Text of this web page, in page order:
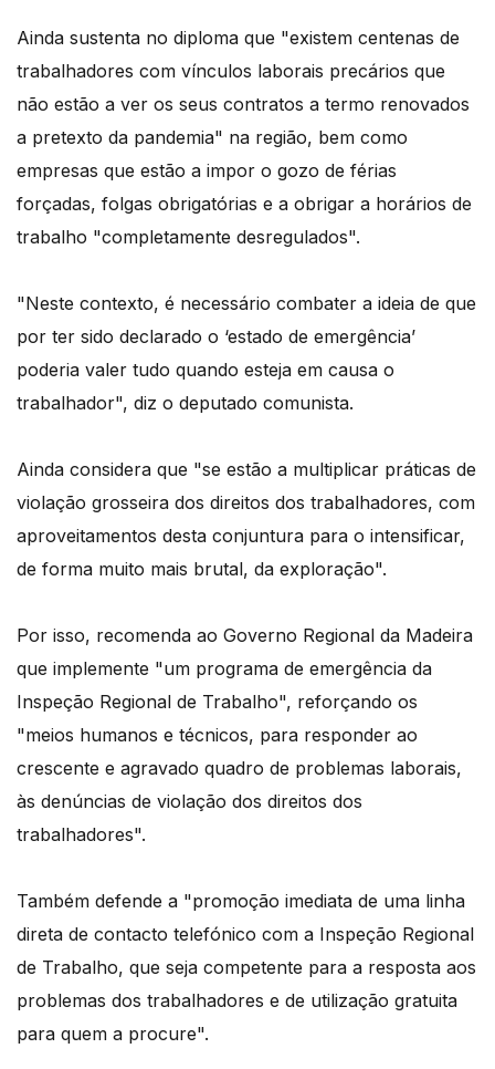
Ainda sustenta no diploma que "existem centenas de
trabalhadores com vínculos laborais precários que
não estão a ver os seus contratos a termo renovados
a pretexto da pandemia" na região, bem como
empresas que estão a impor o gozo de férias
forçadas, folgas obrigatórias e a obrigar a horários de
trabalho "completamente desregulados".
"Neste contexto, é necessário combater a ideia de que
por ter sido declarado o ‘estado de emergência’
poderia valer tudo quando esteja em causa o
trabalhador", diz o deputado comunista.
Ainda considera que "se estão a multiplicar práticas de
violação grosseira dos direitos dos trabalhadores, com
aproveitamentos desta conjuntura para o intensificar,
de forma muito mais brutal, da exploração".
Por isso, recomenda ao Governo Regional da Madeira
que implemente "um programa de emergência da
Inspeção Regional de Trabalho", reforçando os
"meios humanos e técnicos, para responder ao
crescente e agravado quadro de problemas laborais,
às denúncias de violação dos direitos dos
trabalhadores".
Também defende a "promoção imediata de uma linha
direta de contacto telefónico com a Inspeção Regional
de Trabalho, que seja competente para a resposta aos
problemas dos trabalhadores e de utilização gratuita
para quem a procure".